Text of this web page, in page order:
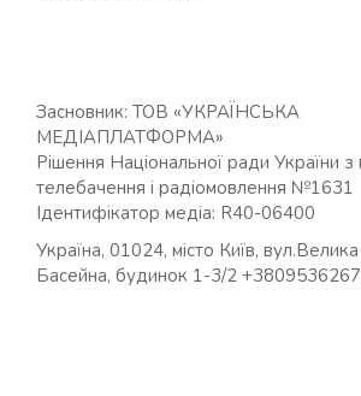
Засновник: ТОВ «УКРАЇНСЬКА
МЕДІАПЛАТФОРМА»
Рішення Національної ради України з
телебачення і радіомовлення №1631
Ідентифікатор медіа: R40-06400
Україна, 01024, місто Київ,
Басейна, будинок 1-3/2